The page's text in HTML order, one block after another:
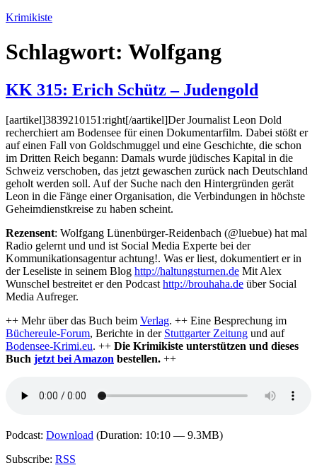
Zum
springen
Krimikiste
Schlagwort: Wolfgang
KK 315: Erich Schütz – Judengold
[aartikel]3839210151:right[/aartikel]Der Journalist Leon Dold
recherchiert am Bodensee für einen Dokumentarfilm. Dabei stößt er
auf einen Fall von Goldschmuggel und eine Geschichte, die schon
im Dritten Reich begann: Damals wurde jüdisches Kapital in die
Schweiz verschoben, das jetzt gewaschen zurück nach Deutschland
geholt werden soll. Auf der Suche nach den Hintergründen gerät
Leon in die Fänge einer Organisation, die Verbindungen in höchste
Geheimdienstkreise zu haben scheint.
Rezensent: Wolfgang Lünenbürger-Reidenbach (@luebue) hat mal
Radio gelernt und und ist Social Media Experte bei der
Kommunikationsagentur achtung!. Was er liest, dokumentiert er in
der Leseliste in seinem Blog http://haltungsturnen.de Mit Alex
Wunschel bestreitet er den Podcast http://brouhaha.de über Social
Media Aufreger.
++ Mehr über das Buch beim Verlag. ++ Eine Besprechung im
Büchereule-Forum, Berichte in der Stuttgarter Zeitung und auf
Bodensee-Krimi.eu. ++ Die Krimikiste unterstützen und dieses
Buch jetzt bei Amazon bestellen. ++
Podcast: Download (Duration: 10:10 — 9.3MB)
Subscribe: RSS